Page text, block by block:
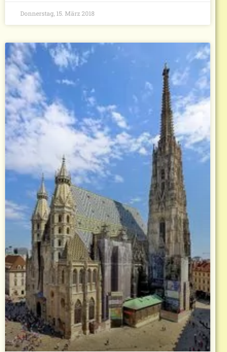
Donnerstag, 15. März 2018